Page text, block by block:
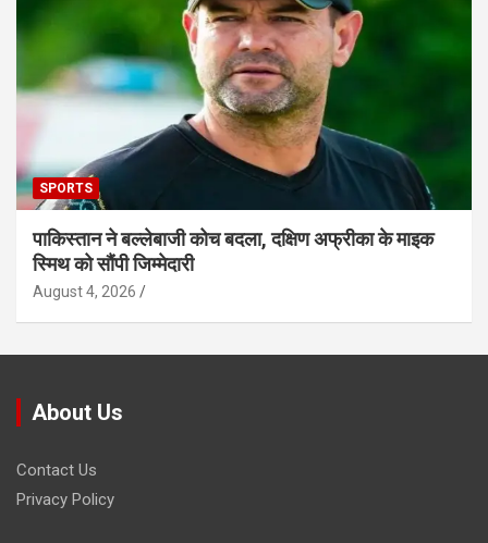
SPORTS
पाकिस्तान ने बल्लेबाजी कोच बदला, दक्षिण अफ्रीका के माइक
स्मिथ को सौंपी जिम्मेदारी
August 4, 2026
About Us
Contact Us
Privacy Policy